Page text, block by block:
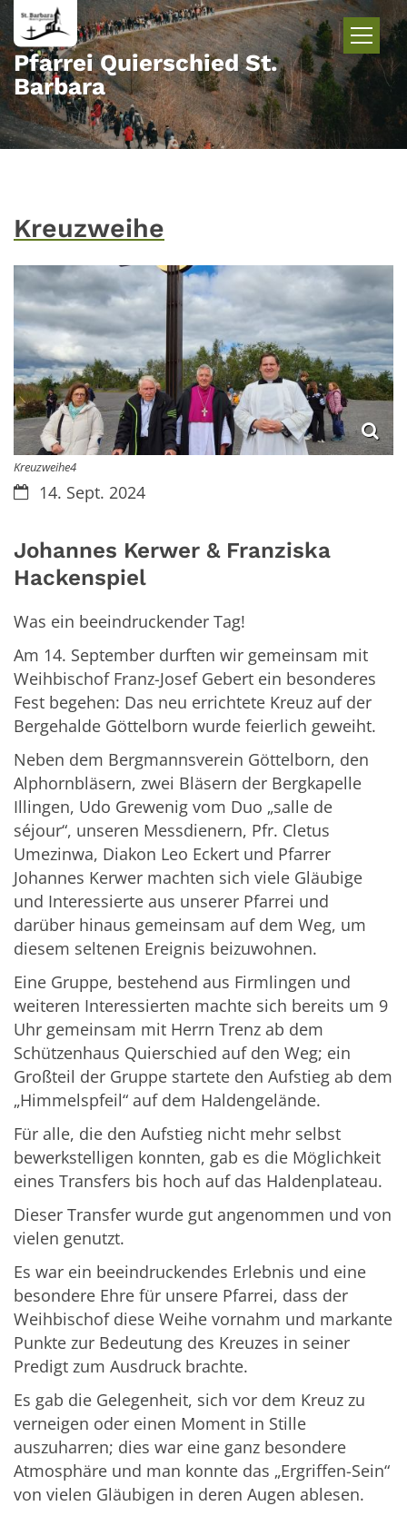
Zum Inhalt springen
Pfarrei Quierschied St.
Barbara
Kreuzweihe
Kreuzweihe4
Datum:14. Sept. 2024
Johannes Kerwer & Franziska
Hackenspiel
Was ein beeindruckender Tag!
Am 14. September durften wir gemeinsam mit
Weihbischof Franz-Josef Gebert ein besonderes
Fest begehen: Das neu errichtete Kreuz auf der
Bergehalde Göttelborn wurde feierlich geweiht.
Neben dem Bergmannsverein Göttelborn, den
Alphornbläsern, zwei Bläsern der Bergkapelle
Illingen, Udo Grewenig vom Duo „salle de
séjour“, unseren Messdienern, Pfr. Cletus
Umezinwa, Diakon Leo Eckert und Pfarrer
Johannes Kerwer machten sich viele Gläubige
und Interessierte aus unserer Pfarrei und
darüber hinaus gemeinsam auf dem Weg, um
diesem seltenen Ereignis beizuwohnen.
Eine Gruppe, bestehend aus Firmlingen und
weiteren Interessierten machte sich bereits um 9
Uhr gemeinsam mit Herrn Trenz ab dem
Schützenhaus Quierschied auf den Weg; ein
Großteil der Gruppe startete den Aufstieg ab dem
„Himmelspfeil“ auf dem Haldengelände.
Für alle, die den Aufstieg nicht mehr selbst
bewerkstelligen konnten, gab es die Möglichkeit
eines Transfers bis hoch auf das Haldenplateau.
Dieser Transfer wurde gut angenommen und von
vielen genutzt.
Es war ein beeindruckendes Erlebnis und eine
besondere Ehre für unsere Pfarrei, dass der
Weihbischof diese Weihe vornahm und markante
Punkte zur Bedeutung des Kreuzes in seiner
Predigt zum Ausdruck brachte.
Es gab die Gelegenheit, sich vor dem Kreuz zu
verneigen oder einen Moment in Stille
auszuharren; dies war eine ganz besondere
Atmosphäre und man konnte das „Ergriffen-Sein“
von vielen Gläubigen in deren Augen ablesen.